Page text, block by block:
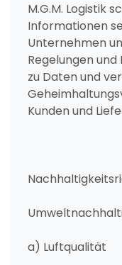
M.G.M. Logistik
Informationen
Unternehmen
Regelungen
zu Daten und
Kunden und
a) Luftqualität